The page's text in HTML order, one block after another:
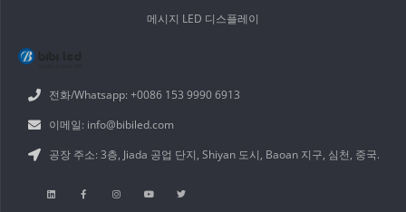
전화/Whatsapp: +0086 153 9990 6913
이메일: info@bibiled.com
공장 주소: 3층, Jiada 공업 단지, Shiyan 도시, Baoan 지구, 심천, 중국.
메시지 LED 디스플레이